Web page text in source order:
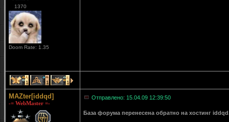
1370
Doom Rate: 1.35
1 1 1
MAZter[iddqd]
-= WebMaster =-
Отправлено: 15.04.09 12:39:50
База форума перенесена обратно на хостинг